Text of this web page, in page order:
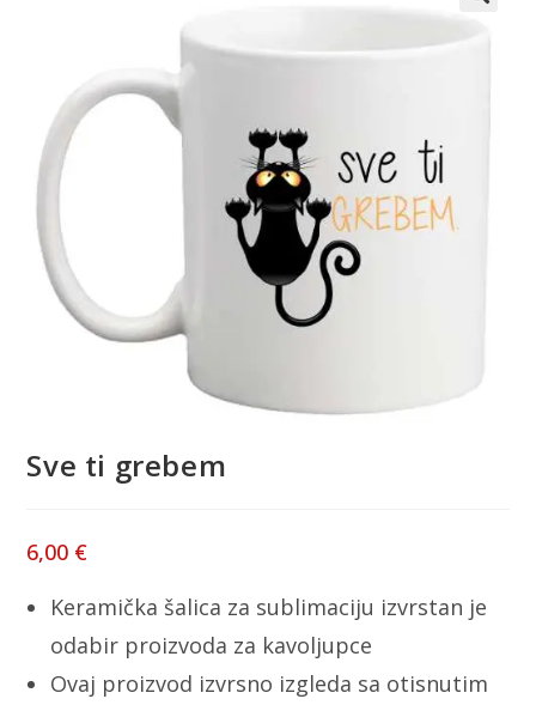
Sve ti grebem
6,00 €
Keramička šalica za sublimaciju izvrstan je
odabir proizvoda za kavoljupce
Ovaj proizvod izvrsno izgleda sa otisnutim